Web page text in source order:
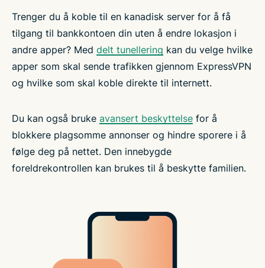
Trenger du å koble til en kanadisk server for å få
tilgang til bankkontoen din uten å endre lokasjon i
andre apper? Med delt tunellering kan du velge hvilke
apper som skal sende trafikken gjennom ExpressVPN
og hvilke som skal koble direkte til internett.
Du kan også bruke avansert beskyttelse for å
blokkere plagsomme annonser og hindre sporere i å
følge deg på nettet. Den innebygde
foreldrekontrollen kan brukes til å beskytte familien.